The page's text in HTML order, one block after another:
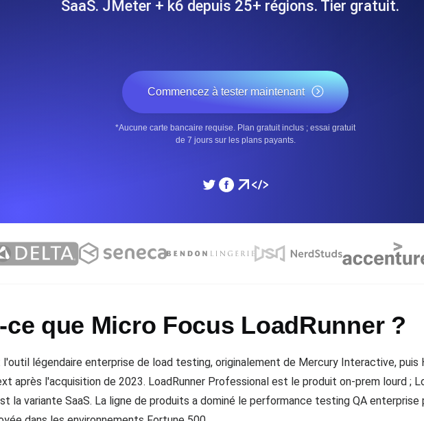
les informations et les performances de votre site Web. Surveiller la vitesse et
Monitoring pour sites web et APIs. Gratuit pour commencer.
SSL Monitoring
Checks SSL automatiques
commencer.
DNS Monitoring
Monitoring
Moniteurs en YAML, JS et
SaaS. JMeter + k6 depuis 25+ régions. Tier gratuit.
Commencez à tester maintenant
*Aucune carte bancaire requise. Plan gratuit inclus ; essai gratuit
de 7 jours sur les plans payants.
ce que Micro Focus LoadRunner ?
l'outil légendaire enterprise de load testing, originalement de Mercury Interactive, puis
après l'acquisition de 2023. LoadRunner Professional est le produit on-prem lourd ;
la variante SaaS. La ligne de produits a dominé le performance testing QA